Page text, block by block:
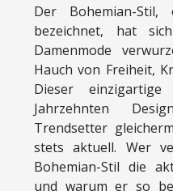
Der Bohemian-
bezeichnet, hat
Damenmode
Hauch von Freiheit,
Dieser
Jahrzehnten
Trendsetter
stets aktuell. Wer
Bohemian-Stil die
und warum er so